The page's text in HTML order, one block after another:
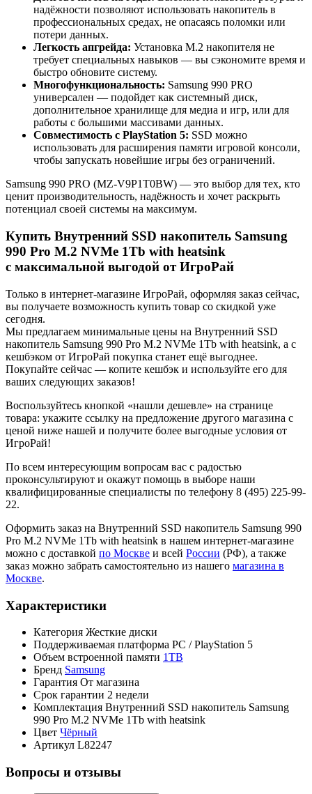
надёжности позволяют использовать накопитель в
профессиональных средах, не опасаясь поломки или
потери данных.
Легкость апгрейда: Установка M.2 накопителя не
требует специальных навыков — вы сэкономите время и
быстро обновите систему.
Многофункциональность: Samsung 990 PRO
универсален — подойдет как системный диск,
дополнительное хранилище для медиа и игр, или для
работы с большими массивами данных.
Совместимость с PlayStation 5: SSD можно
использовать для расширения памяти игровой консоли,
чтобы запускать новейшие игры без ограничений.
Samsung 990 PRO (MZ-V9P1T0BW) — это выбор для тех, кто
ценит производительность, надёжность и хочет раскрыть
потенциал своей системы на максимум.
Купить Внутренний SSD накопитель Samsung
990 Pro M.2 NVMe 1Tb with heatsink
с максимальной выгодой от ИгроРай
Только в интернет-магазине ИгроРай, оформляя заказ сейчас,
вы получаете возможность купить товар со скидкой уже
сегодня.
Мы предлагаем минимальные цены на Внутренний SSD
накопитель Samsung 990 Pro M.2 NVMe 1Tb with heatsink, а с
кешбэком от ИгроРай покупка станет ещё выгоднее.
Покупайте сейчас — копите кешбэк и используйте его для
ваших следующих заказов!
Воспользуйтесь кнопкой «нашли дешевле» на странице
товара: укажите ссылку на предложение другого магазина с
ценой ниже нашей и получите более выгодные условия от
ИгроРай!
По всем интересующим вопросам вас с радостью
проконсультируют и окажут помощь в выборе наши
квалифицированные специалисты по телефону 8 (495) 225-99-
22.
Оформить заказ на Внутренний SSD накопитель Samsung 990
Pro M.2 NVMe 1Tb with heatsink в нашем интернет-магазине
можно с доставкой по Москве и всей России (РФ), а также
заказ можно забрать самостоятельно из нашего магазина в
Москве.
Характеристики
Категория Жесткие диски
Поддерживаемая платформа PC / PlayStation 5
Объем встроенной памяти 1TB
Бренд Samsung
Гарантия От магазина
Срок гарантии 2 недели
Комплектация Внутренний SSD накопитель Samsung
990 Pro M.2 NVMe 1Tb with heatsink
Цвет Чёрный
Артикул L82247
Вопросы и отзывы